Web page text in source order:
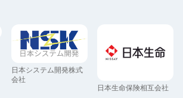
日本システム開発株式
会社
日本生命保険相互会社